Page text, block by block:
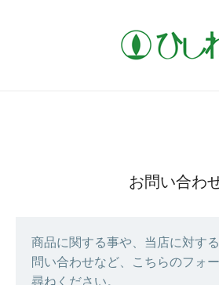
お問い合わ
商品に関する事や、当店に対す
問い合わせなど、こちらのフォ
尋ねください。